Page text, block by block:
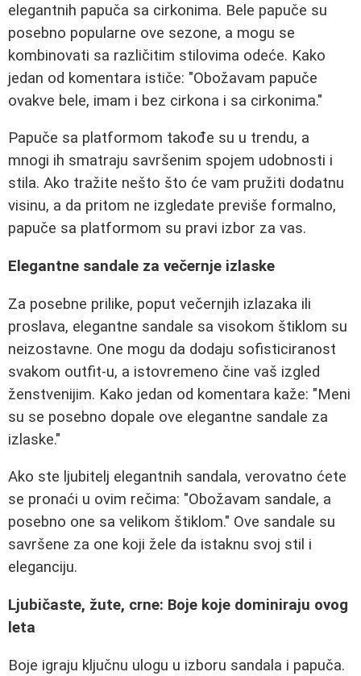
elegantnih papuča sa cirkonima. Bele papuče su
posebno popularne ove sezone, a mogu se
kombinovati sa različitim stilovima odeće. Kako
jedan od komentara ističe: "Obožavam papuče
ovakve bele, imam i bez cirkona i sa cirkonima."
Papuče sa platformom takođe su u trendu, a
mnogi ih smatraju savršenim spojem udobnosti i
stila. Ako tražite nešto što će vam pružiti dodatnu
visinu, a da pritom ne izgledate previše formalno,
papuče sa platformom su pravi izbor za vas.
Elegantne sandale za večernje izlaske
Za posebne prilike, poput večernjih izlazaka ili
proslava, elegantne sandale sa visokom štiklom su
neizostavne. One mogu da dodaju sofisticiranost
svakom outfit-u, a istovremeno čine vaš izgled
ženstvenijim. Kako jedan od komentara kaže: "Meni
su se posebno dopale ove elegantne sandale za
izlaske."
Ako ste ljubitelj elegantnih sandala, verovatno ćete
se pronaći u ovim rečima: "Obožavam sandale, a
posebno one sa velikom štiklom." Ove sandale su
savršene za one koji žele da istaknu svoj stil i
eleganciju.
Ljubičaste, žute, crne: Boje koje dominiraju ovog
leta
Boje igraju ključnu ulogu u izboru sandala i papuča.